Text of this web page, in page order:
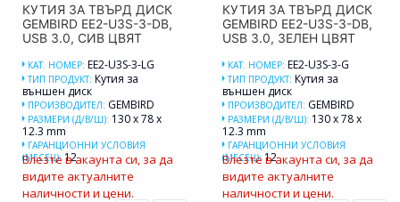
КУТИЯ ЗА ТВЪРД ДИСК
GEMBIRD EE2-U3S-3-DB,
USB 3.0, СИВ ЦВЯТ
КАТ. НОМЕР: EE2-U3S-3-LG
ТИП ПРОДУКТ: Кутия за
външен диск
ПРОИЗВОДИТЕЛ: GEMBIRD
РАЗМЕРИ (Д/В/Ш): 130 x 78 x
12.3 mm
ГАРАНЦИОННИ УСЛОВИЯ
(МЕСЕЦ): 12
Влезте в акаунта си, за да
видите актуалните
наличности и цени.
КУТИЯ ЗА ТВЪРД ДИСК
GEMBIRD EE2-U3S-3-DB,
USB 3.0, ЗЕЛЕН ЦВЯТ
КАТ. НОМЕР: EE2-U3S-3-G
ТИП ПРОДУКТ: Кутия за
външен диск
ПРОИЗВОДИТЕЛ: GEMBIRD
РАЗМЕРИ (Д/В/Ш): 130 x 78 x
12.3 mm
ГАРАНЦИОННИ УСЛОВИЯ
(МЕСЕЦ): 12
Влезте в акаунта си, за да
видите актуалните
наличности и цени.